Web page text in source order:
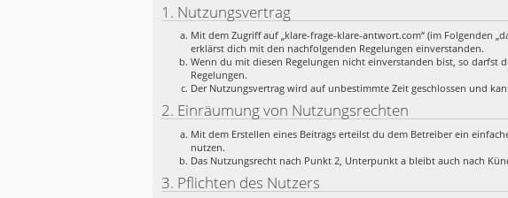
1. Nutzungsvertrag
Mit dem Zugriff auf „klare-frage-klare-antwort.com“ (im Folgenden
erklärst dich mit den nachfolgenden Regelungen einverstanden.
Wenn du mit diesen Regelungen nicht einverstanden bist, so darfst
Regelungen.
Der Nutzungsvertrag wird auf unbestimmte Zeit geschlossen und
2. Einräumung von Nutzungsrechten
Mit dem Erstellen eines Beitrags erteilst du dem Betreiber ein
nutzen.
Das Nutzungsrecht nach Punkt 2, Unterpunkt a bleibt auch nach
3. Pflichten des Nutzers